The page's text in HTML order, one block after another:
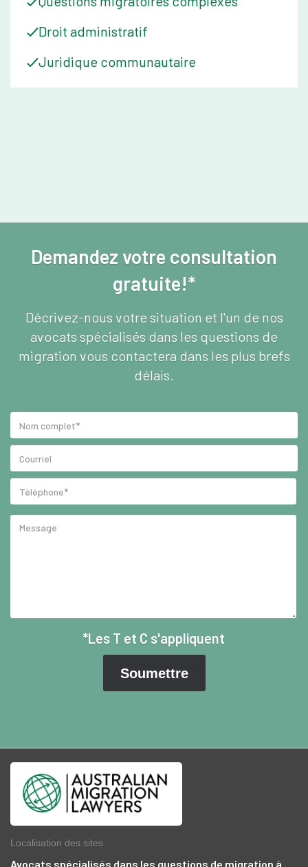
Droit administratif
Juridique communautaire
Demandez votre consultation
gratuite!*
Décrivez-nous votre situation et l'un de nos
avocats spécialisés dans les questions de
migration vous contactera dans les plus brefs
délais.
*Les T et C s'appliquent
Localisation des sites
Avocats spécialisés dans les questions de migration à